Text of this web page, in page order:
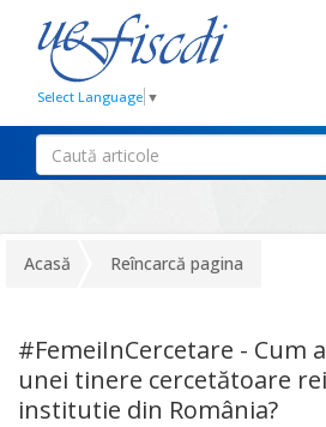
Select Language ▼
Acasă Reîncarcă pagina
#FemeiInCercetare - Cum
unei tinere cercetătoare
institutie din România?